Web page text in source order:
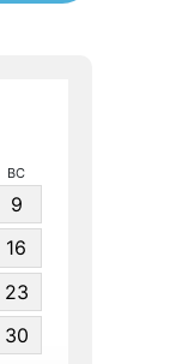
ВС
9
16
23
30